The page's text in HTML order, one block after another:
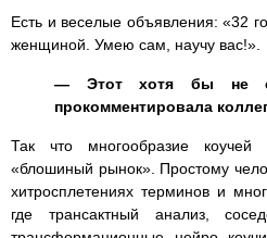
Есть и веселые объявления: «32
женщиной. Умею сам, научу вас!».
— Этот хотя бы не
прокомментировала
Так что многообразие коучей
«блошиный рынок». Простому
хитросплетениях терминов и
где трансактный анализ,